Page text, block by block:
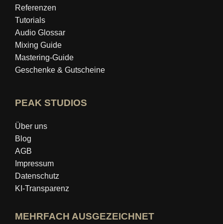
Referenzen
Tutorials
Audio Glossar
Mixing Guide
Mastering‑Guide
Geschenke & Gutscheine
PEAK STUDIOS
Über uns
Blog
AGB
Impressum
Datenschutz
KI-Transparenz
MEHRFACH AUSGEZEICHNET